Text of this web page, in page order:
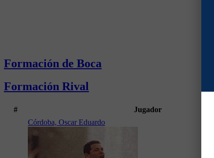
Formación de Boca
Formación Rival
# Jugador
Córdoba, Oscar Eduardo